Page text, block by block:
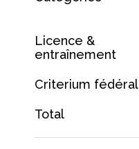
Licence &
entraînement
Criterium fédéral
Total